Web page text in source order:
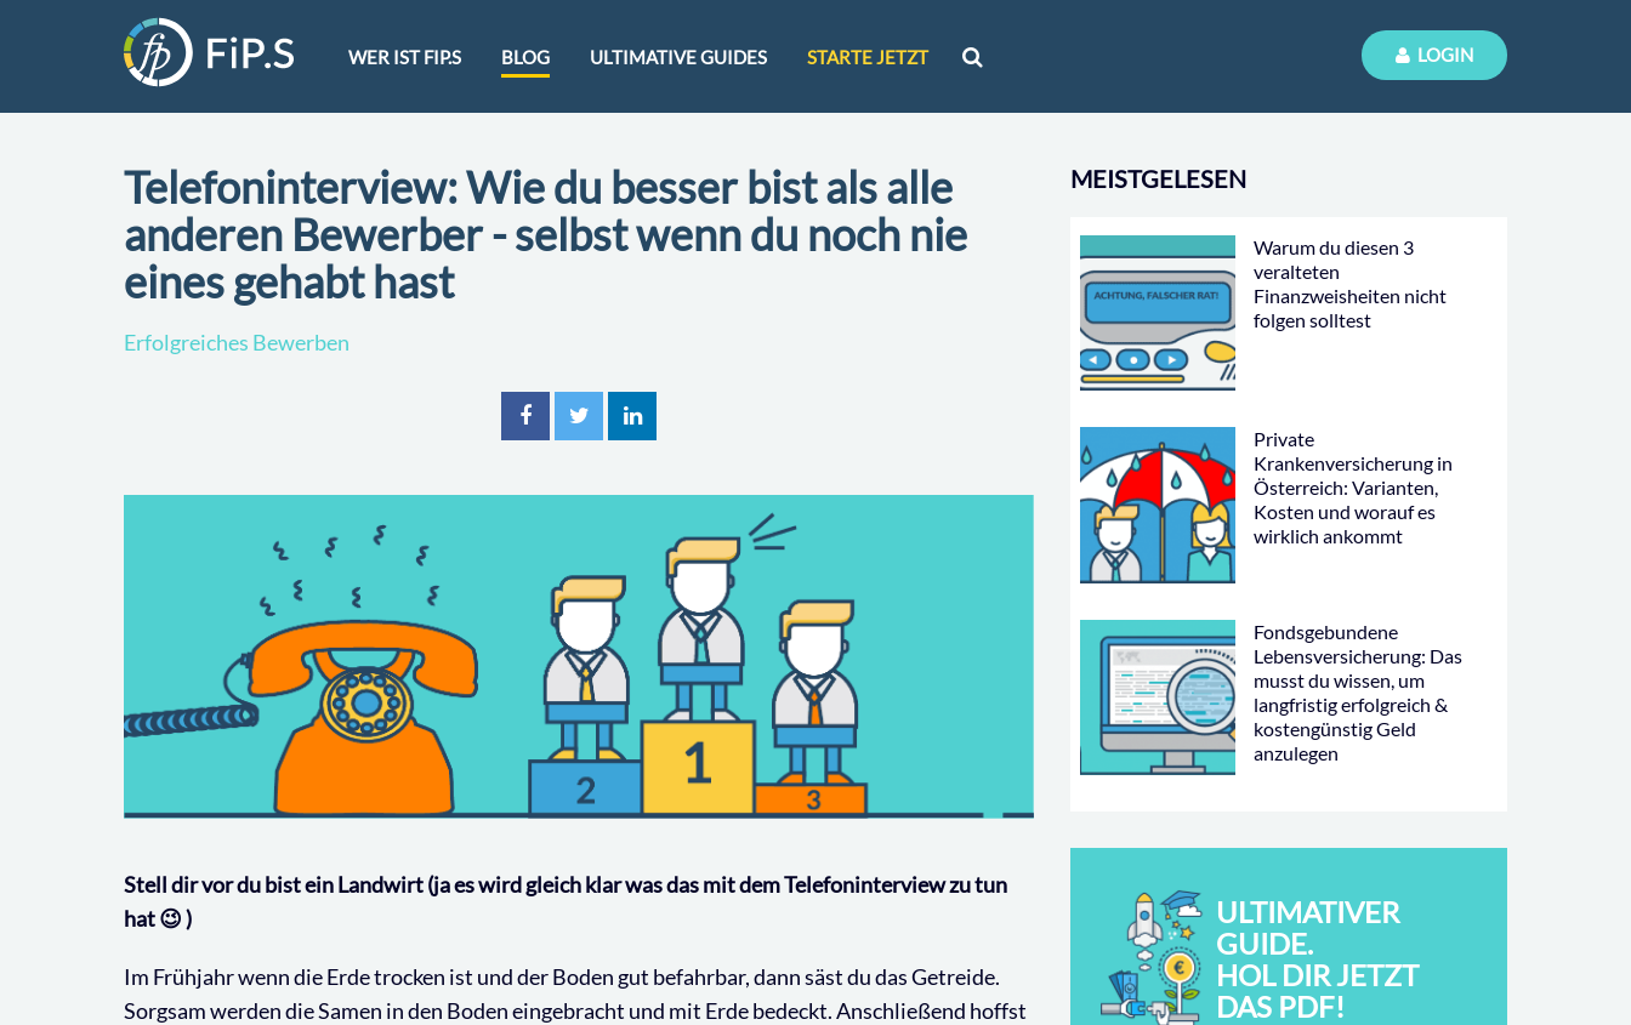
WER IST FIP.S BLOG ULTIMATIVE GUIDES STARTE JETZT LOGIN
Telefoninterview: Wie du besser bist als alle
anderen Bewerber - selbst wenn du noch nie
eines gehabt hast
Erfolgreiches Bewerben
Stell dir vor du bist ein Landwirt (ja es wird gleich klar was das mit dem Telefoninterview zu tun
hat 😉 )
Im Frühjahr wenn die Erde trocken ist und der Boden gut befahrbar, dann säst du das Getreide.
Sorgsam werden die Samen in den Boden eingebracht und mit Erde bedeckt. Anschließend hoffst
MEISTGELESEN
Warum du diesen 3
veralteten
Finanzweisheiten nicht
folgen solltest
Private
Krankenversicherung in
Österreich: Varianten,
Kosten und worauf es
wirklich ankommt
Fondsgebundene
Lebensversicherung: Das
musst du wissen, um
langfristig erfolgreich &
kostengünstig Geld
anzulegen
ULTIMATIVER
GUIDE.
HOL DIR JETZT
DAS PDF!